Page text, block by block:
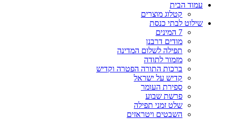
עמוד הבית
קטלוג מוצרים
שילוט לבתי כנסת
7 המינים
מודים דרבנן
תפילה לשלום המדינה
מזמור לתודה
ברכות התורה הפטרה וקדיש
קדיש על ישראל
ספירת העומר
פרשת שבוע
שלט זמני תפילה
השבטים ויטראזים